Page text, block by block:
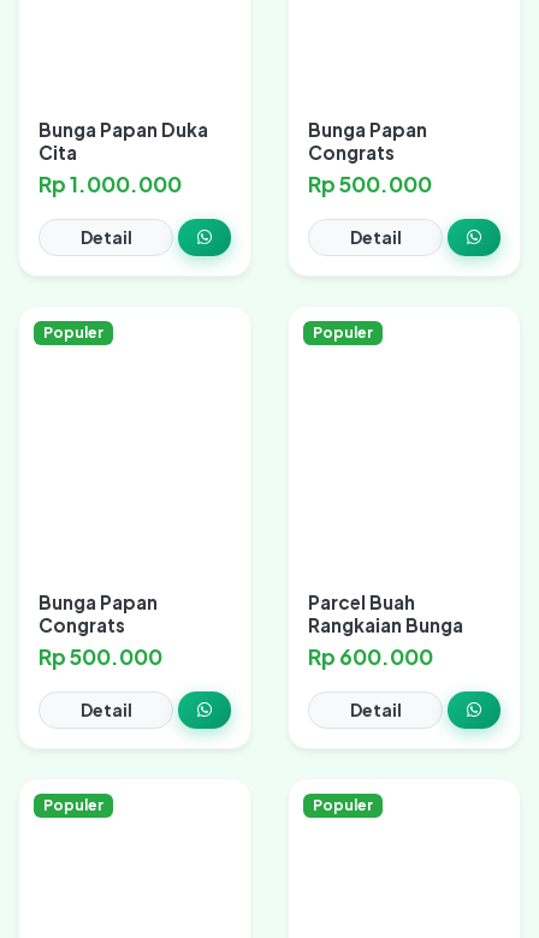
Bunga Papan Duka
Cita
Rp 1.000.000
Detail
Bunga Papan
Congrats
Rp 500.000
Detail
Populer
Bunga Papan
Congrats
Rp 500.000
Detail
Populer
Parcel Buah
Rangkaian Bunga
Rp 600.000
Detail
Populer Populer